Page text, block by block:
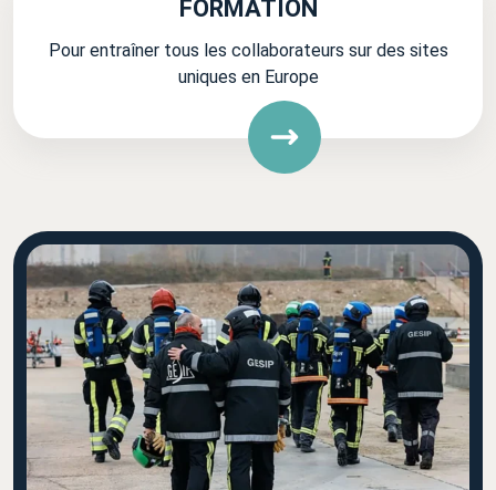
FORMATION
Pour entraîner tous les collaborateurs sur des sites
uniques en Europe